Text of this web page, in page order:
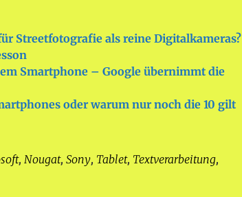
Streetfotografie als reine Digitalkameras?
Smartphone – Google übernimmt die
oder warum nur noch die 10 gilt
, Nougat, Sony, Tablet, Textverarbeitung,